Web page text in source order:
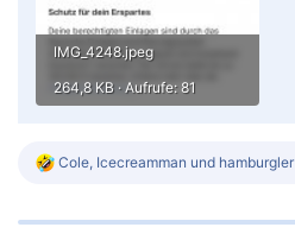
IMG_4248.jpeg
264,8 KB · Aufrufe: 81
R
k
Cole, Icecreamman und hamburgler